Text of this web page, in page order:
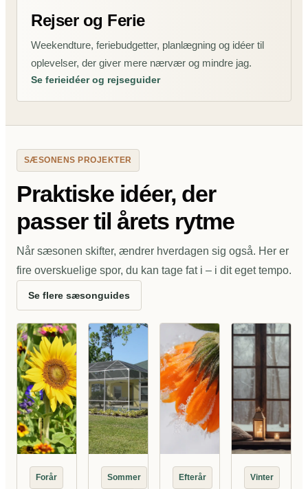
Rejser og Ferie
Weekendture, feriebudgetter, planlægning og idéer til
oplevelser, der giver mere nærvær og mindre jag.
Se ferieidéer og rejseguider
SÆSONENS PROJEKTER
Praktiske idéer, der
passer til årets rytme
Når sæsonen skifter, ændrer hverdagen sig også. Her er
fire overskuelige spor, du kan tage fat i – i dit eget tempo.
Se flere sæsonguides
Forår Sommer Efterår Vinter